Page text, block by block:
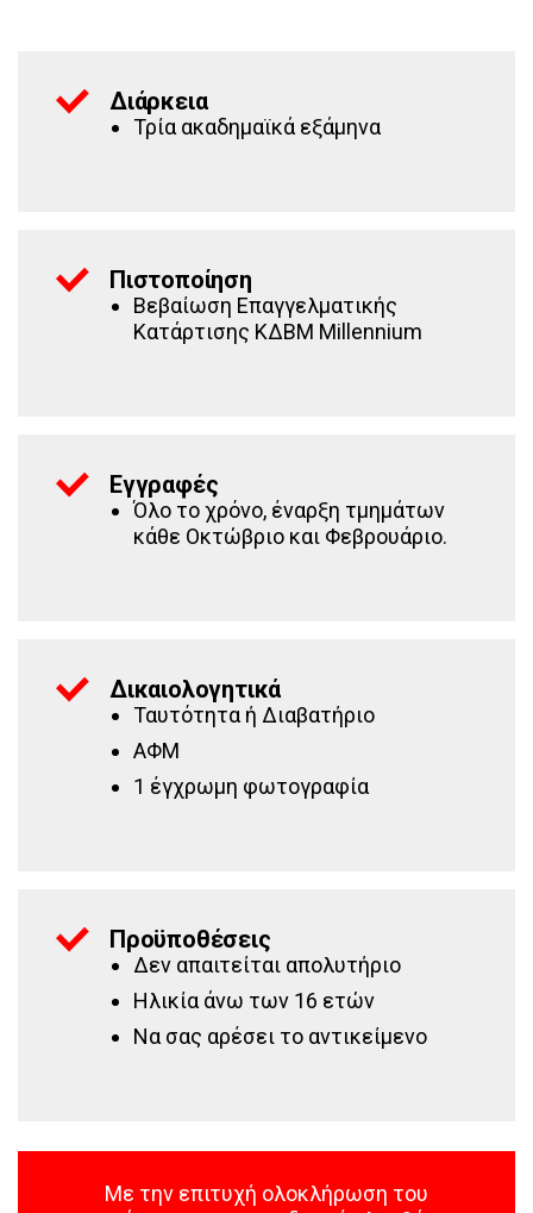
Διάρκεια
Τρία ακαδημαϊκά εξάμηνα
Πιστοποίηση
Βεβαίωση Επαγγελματικής
Κατάρτισης ΚΔΒΜ Millennium
Εγγραφές
Όλο το χρόνο, έναρξη τμημάτων
κάθε Οκτώβριο και Φεβρουάριο.
Δικαιολογητικά
Ταυτότητα ή Διαβατήριο
ΑΦΜ
1 έγχρωμη φωτογραφία
Προϋποθέσεις
Δεν απαιτείται απολυτήριο
Ηλικία άνω των 16 ετών
Να σας αρέσει το αντικείμενο
Με την επιτυχή ολοκλήρωση του